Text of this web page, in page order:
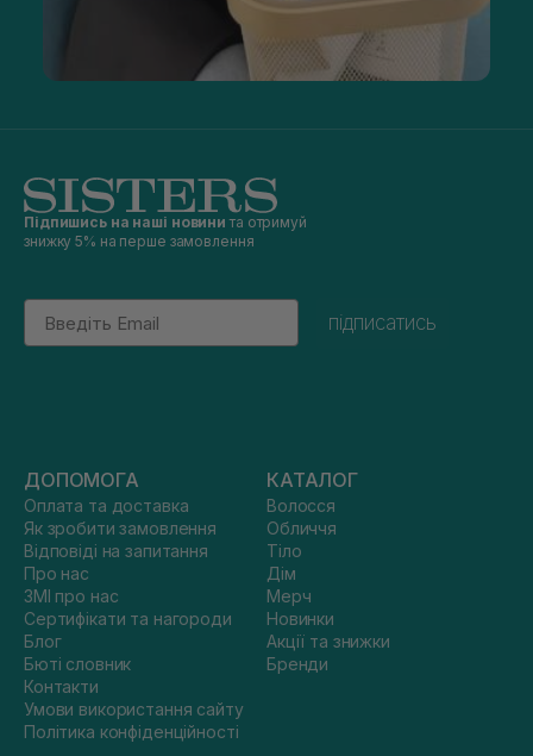
Підпишись на наші новини та отримуй
знижку 5% на перше замовлення
Email
підписатись
ДОПОМОГА
Оплата та доставка
Як зробити замовлення
Відповіді на запитання
Про нас
ЗМІ про нас
Сертифікати та нагороди
Блог
Бюті словник
Контакти
Умови використання сайту
Політика конфіденційності
КАТАЛОГ
Волосся
Обличчя
Тіло
Дім
Мерч
Новинки
Акції та знижки
Бренди